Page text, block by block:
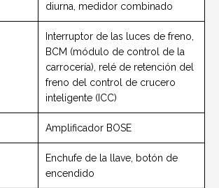
diurna, medidor combinado
Interruptor de las luces de freno,
BCM (módulo de control de la
carrocería), relé de retención del
freno del control de crucero
inteligente (ICC)
Amplificador BOSE
Enchufe de la llave, botón de
encendido